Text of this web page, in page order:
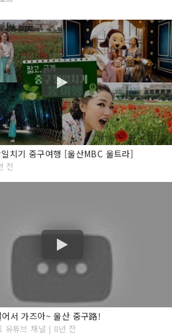
치기 중구여행 [울산MBC 울트라]
전
서 가즈아~ 울산 중구路!
유튜브 채널 | 8년 전